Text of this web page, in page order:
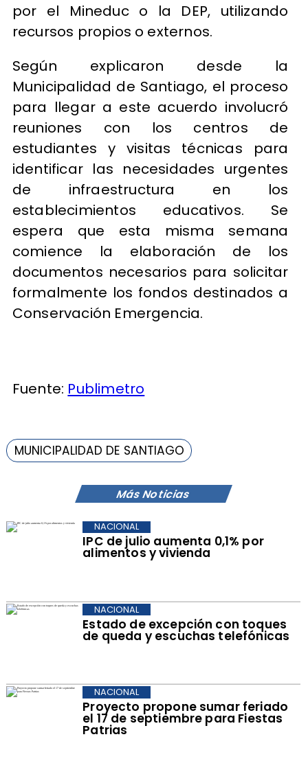
Más Noticias
IPC de julio aumenta 0,1% por
alimentos y vivienda
NACIONAL
Estado de excepción con toques
de queda y escuchas telefónicas
NACIONAL
Proyecto propone sumar feriado
el 17 de septiembre para Fiestas
Patrias
NACIONAL
por el Mineduc o la DEP, utilizando
recursos propios o externos.
Según explicaron desde la
Municipalidad de Santiago, el proceso
para llegar a este acuerdo involucró
reuniones con los centros de
estudiantes y visitas técnicas para
identificar las necesidades urgentes
de infraestructura en los
establecimientos educativos. Se
espera que esta misma semana
comience la elaboración de los
documentos necesarios para solicitar
formalmente los fondos destinados a
Conservación Emergencia.
Fuente: Publimetro
MUNICIPALIDAD DE SANTIAGO